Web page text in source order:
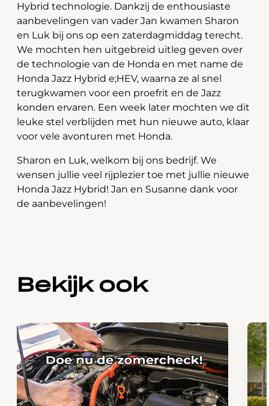
Hybrid technologie. Dankzij de enthousiaste
aanbevelingen van vader Jan kwamen Sharon
en Luk bij ons op een zaterdagmiddag terecht.
We mochten hen uitgebreid uitleg geven over
de technologie van de Honda en met name de
Honda Jazz Hybrid e;HEV, waarna ze al snel
terugkwamen voor een proefrit en de Jazz
konden ervaren. Een week later mochten we dit
leuke stel verblijden met hun nieuwe auto, klaar
voor vele avonturen met Honda.
Sharon en Luk, welkom bij ons bedrijf. We
wensen jullie veel rijplezier toe met jullie nieuwe
Honda Jazz Hybrid! Jan en Susanne dank voor
de aanbevelingen!
Bekijk ook